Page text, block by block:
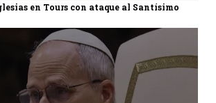
en Tours con ataque al Santísimo